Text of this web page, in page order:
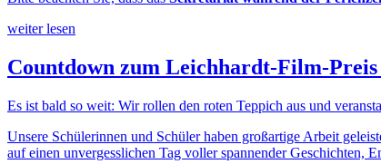
weiter lesen
Countdown zum Leichhardt-Film-Preis
Es ist bald so weit: Wir rollen den roten Teppich aus und
Unsere Schülerinnen und Schüler haben großartige Arbeit
auf einen unvergesslichen Tag voller spannender Geschichten,